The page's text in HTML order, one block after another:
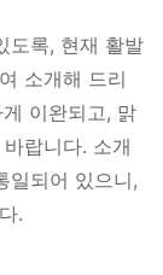
도록, 현재 활발
소개해 드리
이완되고, 맑
랍니다. 소개
일되어 있으니,
.